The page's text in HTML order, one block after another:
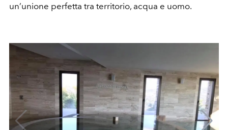
un’unione perfetta tra territorio, acqua e uomo.